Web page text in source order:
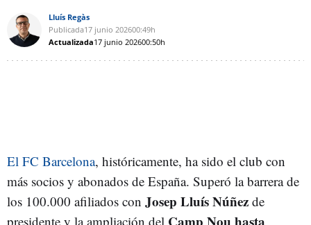
Lluís Regàs
Publicada17 junio 202600:49h
Actualizada17 junio 202600:50h
El FC Barcelona, históricamente, ha sido el club con
más socios y abonados de España. Superó la barrera de
los 100.000 afiliados con Josep Lluís Núñez de
presidente y la ampliación del Camp Nou hasta